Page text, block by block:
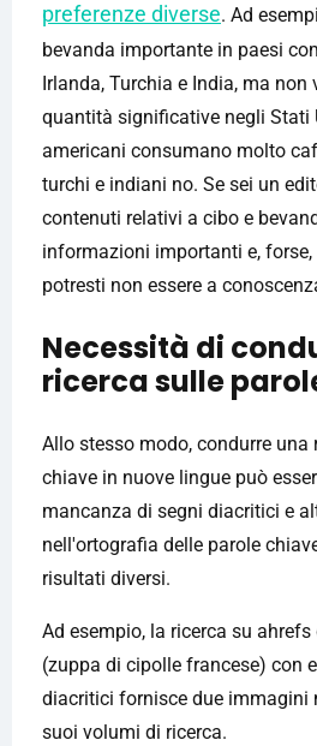
preferenze diverse. Ad
bevanda importante in paesi
Irlanda, Turchia e India, ma non
quantità significative negli Stati
americani consumano molto
turchi e indiani no. Se sei un
contenuti relativi a cibo e
informazioni importanti e,
potresti non essere a
Necessità di
ricerca sulle
Allo stesso modo, condurre una
chiave in nuove lingue può
mancanza di segni diacritici e
nell'ortografia delle parole
risultati diversi.
Ad esempio, la ricerca su
(zuppa di cipolle francese) con
diacritici fornisce due immagini
suoi volumi di ricerca.